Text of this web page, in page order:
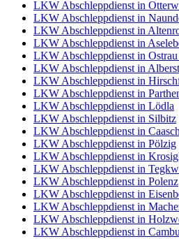
LKW Abschleppdienst in
LKW Abschleppdienst in
LKW Abschleppdienst in
LKW Abschleppdienst in
LKW Abschleppdienst in
LKW Abschleppdienst in
LKW Abschleppdienst in
LKW Abschleppdienst in
LKW Abschleppdienst in Lödla
LKW Abschleppdienst in Silbitz
LKW Abschleppdienst in
LKW Abschleppdienst in Pölzig
LKW Abschleppdienst in
LKW Abschleppdienst in
LKW Abschleppdienst in Polenz
LKW Abschleppdienst in
LKW Abschleppdienst in
LKW Abschleppdienst in
LKW Abschleppdienst in